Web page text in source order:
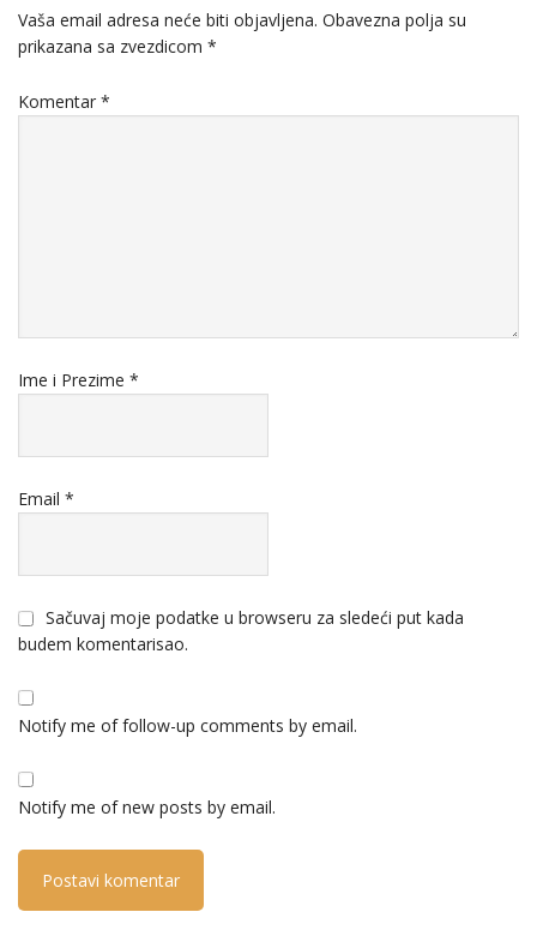
Vaša email adresa neće biti objavljena. Obavezna polja su
prikazana sa zvezdicom *
Komentar *
Ime i Prezime *
Email *
Sačuvaj moje podatke u browseru za sledeći put kada
budem komentarisao.
Notify me of follow-up comments by email.
Notify me of new posts by email.